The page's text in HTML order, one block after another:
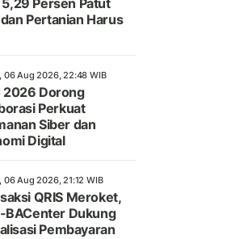
Persen Patut
Pertanian Harus
06 Aug 2026, 22:48 WIB
2026 Dorong
Perkuat
Siber dan
Digital
06 Aug 2026, 21:12 WIB
QRIS Meroket,
BACenter Dukung
Pembayaran